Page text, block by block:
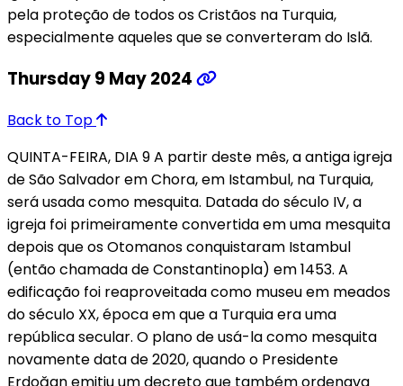
pela proteção de todos os Cristãos na Turquia,
especialmente aqueles que se converteram do Islã.
Thursday 9 May 2024
Back to Top
QUINTA-FEIRA, DIA 9 A partir deste mês, a antiga igreja
de São Salvador em Chora, em Istambul, na Turquia,
será usada como mesquita. Datada do século IV, a
igreja foi primeiramente convertida em uma mesquita
depois que os Otomanos conquistaram Istambul
(então chamada de Constantinopla) em 1453. A
edificação foi reaproveitada como museu em meados
do século XX, época em que a Turquia era uma
república secular. O plano de usá-la como mesquita
novamente data de 2020, quando o Presidente
Erdoğan emitiu um decreto que também ordenava